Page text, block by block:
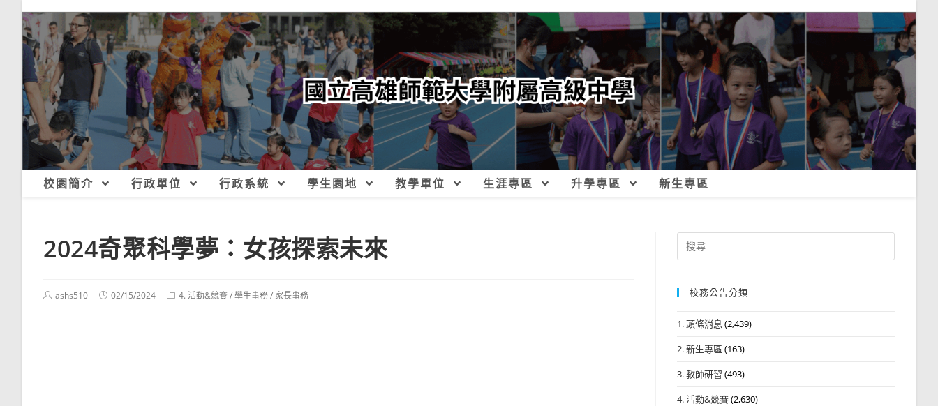
校園簡介 行政單位 行政系統 學生園地 教學單位 生涯專區 升學專區 新生專區
2024奇聚科學夢：女孩探索未來
Postashs510
Post02/15/2024
Post4. 活動&競賽/學生事務/ 家長事務
Search
for:
校務公告分類
1. 頭條消息 (2,439)
2. 新生專區 (163)
3. 教師研習 (493)
4. 活動&競賽(2,630)